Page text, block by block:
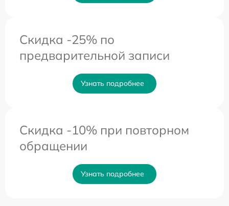
Скидка -25% по
предварительной записи
Узнать подробнее
Скидка -10% при повторном
обращении
Узнать подробнее